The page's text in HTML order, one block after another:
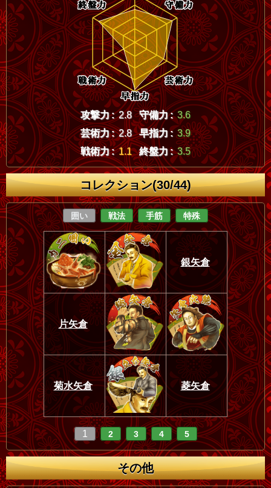
攻撃力 : 2.8 守備力 : 3.6
芸術力 : 2.8 早指力 : 3.9
戦術力 : 1.1 終盤力 : 3.5
コレクション(30/44)
囲い 戦法 手筋 特殊
銀矢倉
片矢倉
菊水矢倉 菱矢倉
1 2 3 4 5
その他